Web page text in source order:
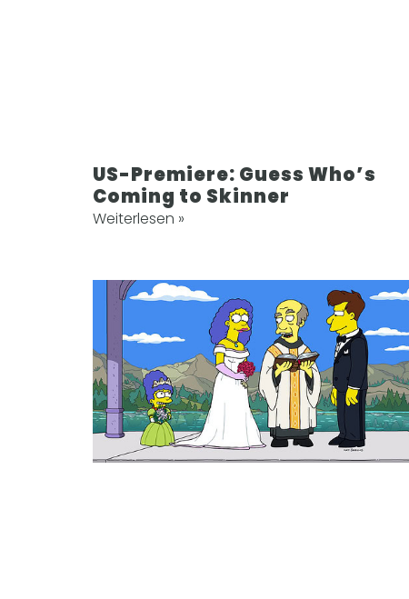
US-Premiere: Guess Who’s
Coming to Skinner
Weiterlesen »